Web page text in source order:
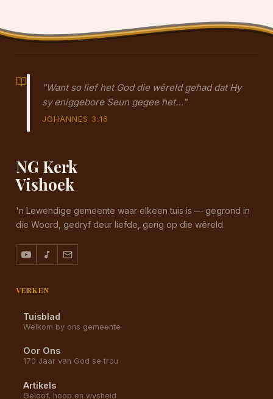
"Want so lief het God die wêreld gehad dat Hy
sy eniggebore Seun gegee het…"
JOHANNES 3:16
NG Kerk
Vishoek
'n Lewendige gemeente waar elkeen tuis is — gegrond in
die Woord, gedryf deur liefde, gerig op die wêreld.
VERKEN
Tuisblad
Welkom by ons gemeente
Oor Ons
170 Jaar van God se trou
Artikels
Geloof, hoop en wysheid